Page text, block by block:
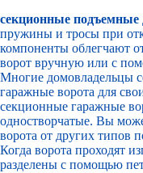
секционные подъемные
пружины и тросы при
компоненты облегчают
ворот вручную или с
Многие домовладельцы
гаражные ворота для
секционные гаражные
одностворчатые. Вы
ворота от других типов
Когда ворота проходят
разделены с помощью